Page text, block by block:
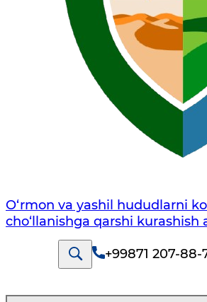
O‘rmon va yashil hududlarni
cho‘llanishga qarshi kurashish
+99871 207-88-